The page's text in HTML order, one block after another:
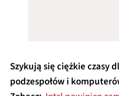
Szykują się ciężkie czasy
podzespołów i